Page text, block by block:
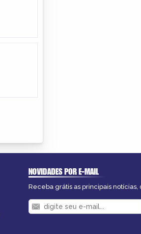
NOVIDADES POR E-MAIL
Receba grátis as principais